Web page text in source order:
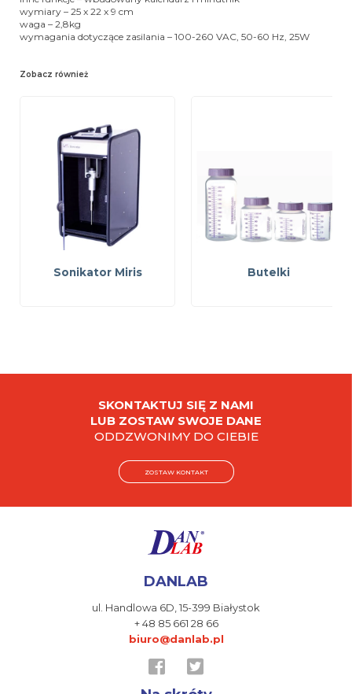
wymiary – 25 x 22 x 9 cm
waga – 2,8kg
wymagania dotyczące zasilania – 100-260 VAC, 50-60 Hz, 25W
Zobacz również
Sonikator Miris Butelki
SKONTAKTUJ SIĘ Z NAMI
LUB ZOSTAW SWOJE DANE
ODDZWONIMY DO CIEBIE
ZOSTAW KONTAKT
DANLAB
ul. Handlowa 6D,15-399 Białystok
+ 48 85 661 28 66
biuro@danlab.pl